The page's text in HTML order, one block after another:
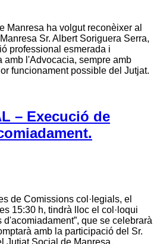
Manresa ha volgut reconèixer al
Sr. Albert Soriguera Serra,
professional esmerada i
amb l'Advocacia, sempre amb
funcionament possible del Jutjat.
– Execució de
de Comissions col·legials, el
15:30 h, tindrà lloc el col·loqui
que se celebrarà
amb la participació del Sr.
Jutjat Social de Manresa.